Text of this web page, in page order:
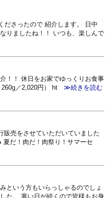
ださったので 紹介します。 日中
りましたね！！ いつも、楽しんで
！！ 休日をお家でゆっくりお食事
／2,020円） ht≫続きを読む
販売をさせていただいていました
だ！肉だ！肉祭り！サマーセ
という方もいらっしゃるのでしょ
た。 寒い日が続くので皆様もお身